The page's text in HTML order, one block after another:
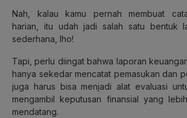
Nah, kalau kamu pernah membuat
harian, itu udah jadi salah satu bentuk
sederhana, lho!
Tapi, perlu diingat bahwa laporan
hanya sekedar mencatat pemasukan dan
juga harus bisa menjadi alat evaluasi
mengambil keputusan finansial yang
mendatang.